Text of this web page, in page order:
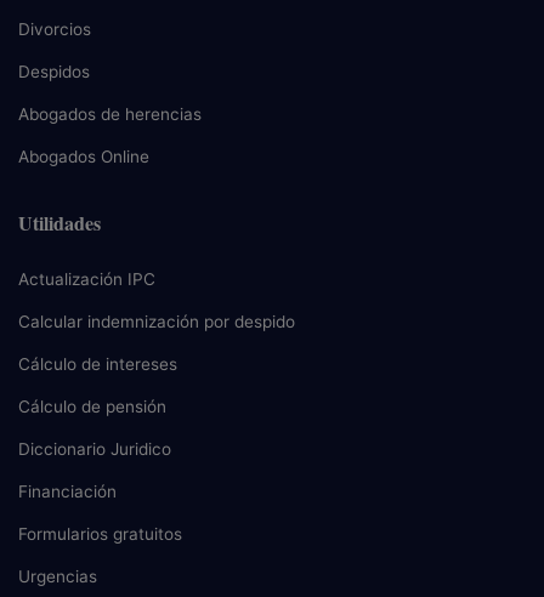
Divorcios
Despidos
Abogados de herencias
Abogados Online
Utilidades
Actualización IPC
Calcular indemnización por despido
Cálculo de intereses
Cálculo de pensión
Diccionario Juridico
Financiación
Formularios gratuitos
Urgencias